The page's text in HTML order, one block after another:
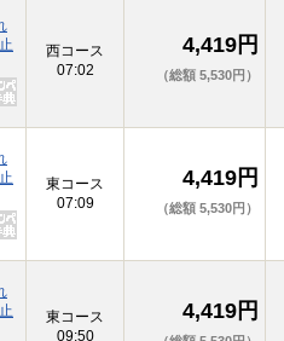
西コース
07:02
4,419円
（総額 5,530円）
東コース
07:09
4,419円
（総額 5,530円）
東コース
09:50
4,419円